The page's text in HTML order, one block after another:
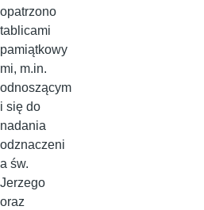
opatrzono
tablicami
pamiątkowy
mi, m.in.
odnoszącym
i się do
nadania
odznaczeni
a św.
Jerzego
oraz